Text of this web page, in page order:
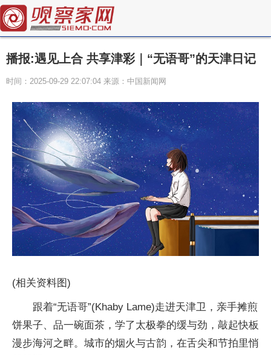
播报:遇见上合 共享津彩｜“无语哥”的天津日记
时间：2025-09-29 22:07:04 来源：中国新闻网
(相关资料图)
跟着“无语哥”(Khaby Lame)走进天津卫，亲手摊煎
饼果子、品一碗面茶，学了太极拳的缓与劲，敲起快板
漫步海河之畔。城市的烟火与古韵，在舌尖和节拍里悄